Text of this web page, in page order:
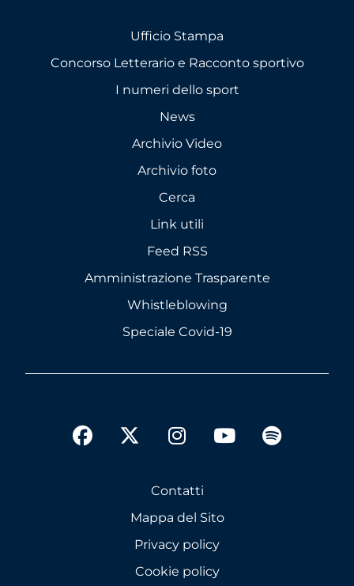
Ufficio Stampa
Concorso Letterario e Racconto sportivo
I numeri dello sport
News
Archivio Video
Archivio foto
Cerca
Link utili
Feed RSS
Amministrazione Trasparente
Whistleblowing
Speciale Covid-19
facebookinstagram
youtubespotify
Contatti
Mappa del Sito
Privacy policy
Cookie policy